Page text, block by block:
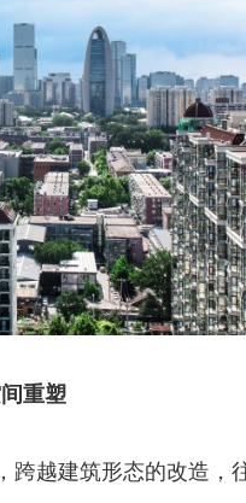
重塑
越建筑形态的改造，